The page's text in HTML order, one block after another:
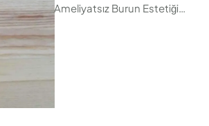
Ameliyatsız Burun Estetiği
Gerçekten Mümkün mü? Yüz
estetiğinin merkezinde yer